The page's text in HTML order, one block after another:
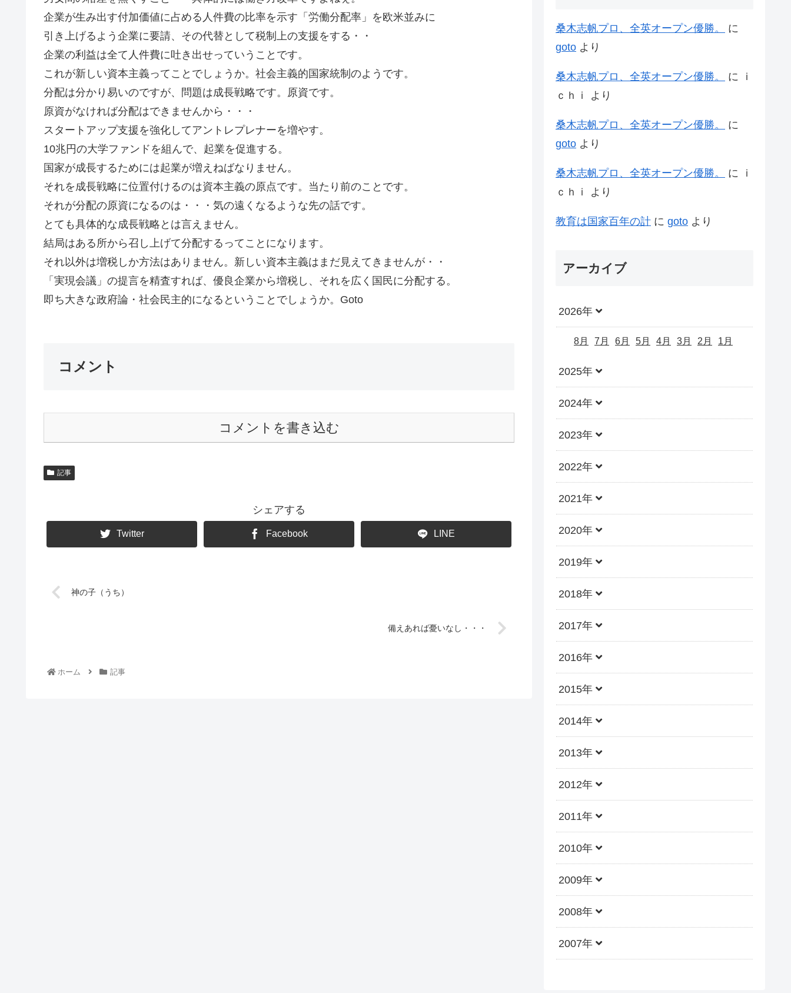
企業が生み出す付加価値に占める人件費の比率を示す「労働分配率」を欧米並みに
引き上げるよう企業に要請、その代替として税制上の支援をする・・
企業の利益は全て人件費に吐き出せっていうことです。
これが新しい資本主義ってことでしょうか。社会主義的国家統制のようです。
分配は分かり易いのですが、問題は成長戦略です。原資です。
原資がなければ分配はできませんから・・・
スタートアップ支援を強化してアントレプレナーを増やす。
10兆円の大学ファンドを組んで、起業を促進する。
国家が成長するためには起業が増えねばなりません。
それを成長戦略に位置付けるのは資本主義の原点です。当たり前のことです。
それが分配の原資になるのは・・・気の遠くなるような先の話です。
とても具体的な成長戦略とは言えません。
結局はある所から召し上げて分配するってことになります。
それ以外は増税しか方法はありません。新しい資本主義はまだ見えてきませんが・・
「実現会議」の提言を精査すれば、優良企業から増税し、それを広く国民に分配する。
即ち大きな政府論・社会民主的になるということでしょうか。Goto
コメント
コメントを書き込む
記事
シェアする
Twitter Facebook LINE
神の子（うち）
備えあれば憂いなし・・・
ホーム 記事
桑木志帆プロ、全英オープン優勝。
に
goto より
桑木志帆プロ、全英オープン優勝。 に
ｉ
ｃｈｉ
より
桑木志帆プロ、全英オープン優勝。
に
goto より
桑木志帆プロ、全英オープン優勝。 に
ｉ
ｃｈｉ
より
教育は国家百年の計 に goto より
アーカイブ
2026年
8月 7月 6月 5月 4月 3月 2月 1月
2025年
2024年
2023年
2022年
2021年
2020年
2019年
2018年
2017年
2016年
2015年
2014年
2013年
2012年
2011年
2010年
2009年
2008年
2007年